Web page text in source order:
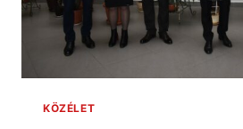
KÖZÉLET